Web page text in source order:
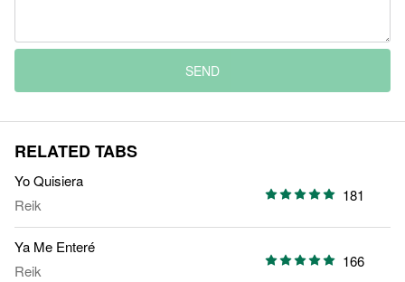
SEND
RELATED TABS
Yo Quisiera
Reik
181
Ya Me Enteré
Reik
166